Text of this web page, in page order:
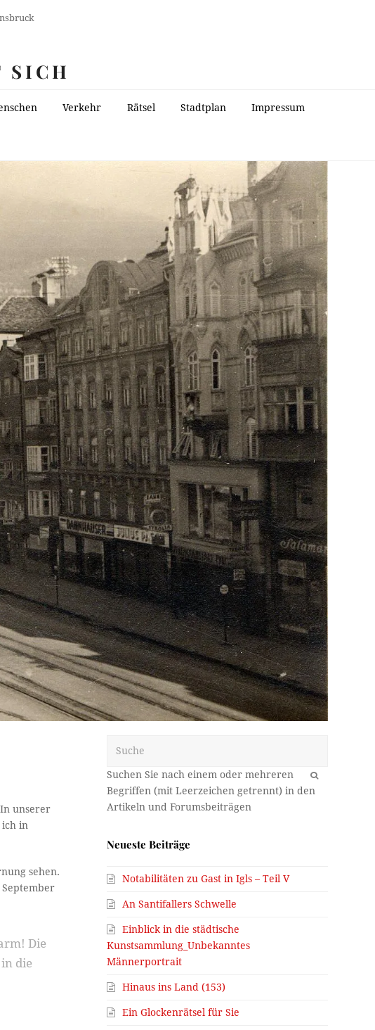
SICH
Verkehr Rätsel Stadtplan Impressum
unserer
ich in
sehen.
Die
die
OK
Neueste Beiträge
Notabilitäten zu Gast in Igls – Teil V
An Santifallers Schwelle
Einblick in die städtische
Kunstsammlung_Unbekanntes
Männerportrait
Hinaus ins Land (153)
Ein Glockenrätsel für Sie